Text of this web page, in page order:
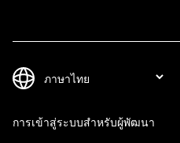
การเข้าสู่ระบบสำหรับผู้พัฒนา